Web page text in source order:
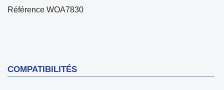
Référence WOA7830
COMPATIBILITÉS